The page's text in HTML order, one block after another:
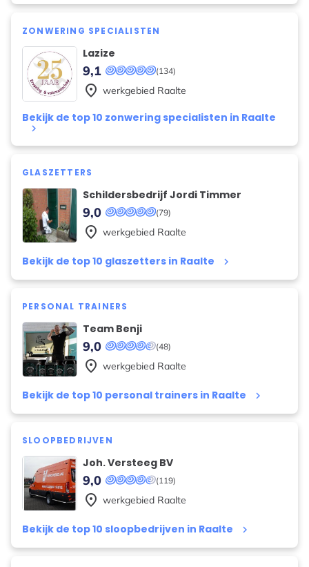
ZONWERING SPECIALISTEN
Lazize
(134)
9,1
Bekijk de top 10 zonwering specialisten in Raalte
keyboard_arrow_right
place werkgebied Raalte
GLASZETTERS
Schildersbedrijf Jordi Timmer
(79)
9,0
Bekijk de top 10 glaszetters in Raalte keyboard_arrow_right
place werkgebied Raalte
PERSONAL TRAINERS
Team Benji
(48)
9,0
Bekijk de top 10 personal trainers in Raalte keyboard_arrow_right
place werkgebied Raalte
SLOOPBEDRIJVEN
Joh. Versteeg BV
(119)
9,0
Bekijk de top 10 sloopbedrijven in Raalte keyboard_arrow_right
place werkgebied Raalte